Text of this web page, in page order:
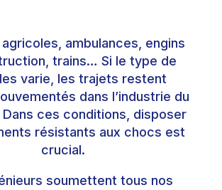
ambulances, engins
trains… Si le type de
varie, les trajets restent
dans l’industrie du
ces conditions, disposer
résistants aux chocs est
crucial.
soumettent tous nos